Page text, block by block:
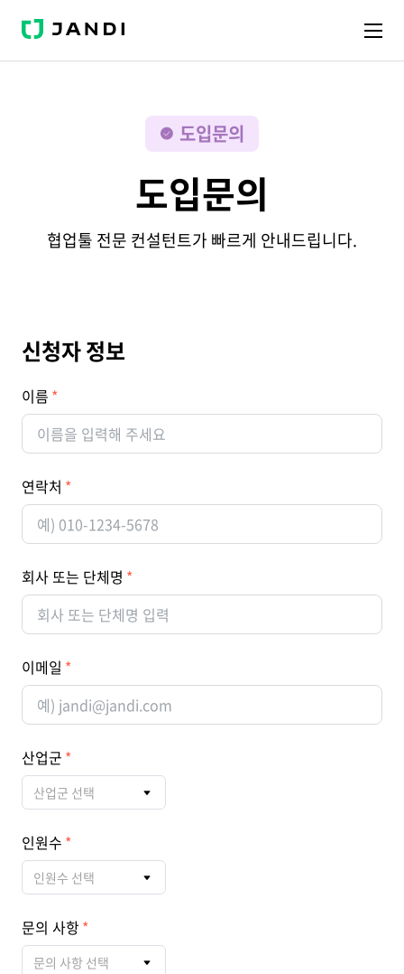
J
N
도입문의
도입문의
협업툴 전문 컨설턴트가 빠르게 안내드립니다.
신청자 정보
이름
연락처
회사 또는 단체명
이메일
산업군
산업군 선택
인원수
인원수 선택
문의 사항
문의 사항 선택